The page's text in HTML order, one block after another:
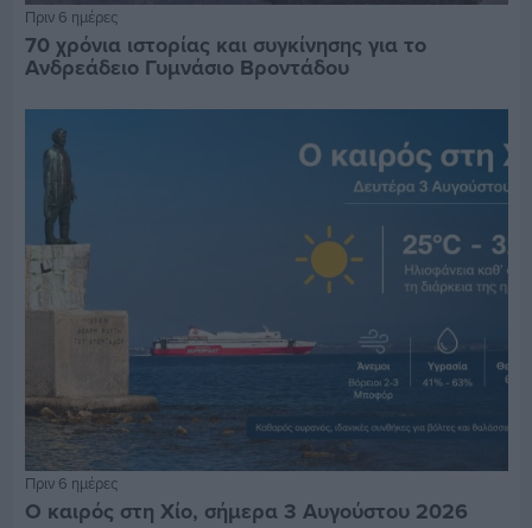
Πριν 6 ημέρες
70 χρόνια ιστορίας και συγκίνησης για το
Ανδρεάδειο Γυμνάσιο Βροντάδου
Πριν 6 ημέρες
Ο καιρός στη Χίο, σήμερα 3 Αυγούστου 2026